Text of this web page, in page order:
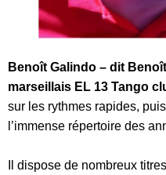
Benoît Galindo – dit
marseillais EL 13 Tango
sur les rythmes rapides,
l’immense répertoire des
Il dispose de nombreux